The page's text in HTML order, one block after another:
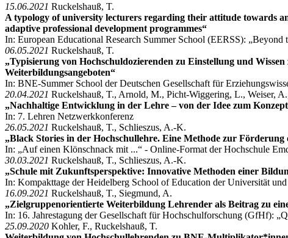
15.06.2021 Ruckelshauß, T.
A typology of university lecturers regarding their attitude towards
adaptive professional development programmes“
In: European Educational Research Summer School (EERSS):
06.05.2021 Ruckelshauß, T.
„Typisierung von Hochschuldozierenden zu Einstellung und
Weiterbildungsangeboten“
In: BNE-Summer School der Deutschen Gesellschaft für
20.04.2021 Ruckelshauß, T., Arnold, M., Picht-Wiggering, L., Weiser,
„Nachhaltige Entwicklung in der Lehre – von der Idee zum
In: 7. Lehren Netzwerkkonferenz
26.05.2021 Ruckelshauß, T., Schlieszus, A.-K.
„Black Stories in der Hochschullehre. Eine Methode zur Förderung
In: „Auf einen Klönschnack mit ...“ - Online-Format der Hochschule
30.03.2021 Ruckelshauß, T., Schlieszus, A.-K.
„Schule mit Zukunftsperspektive: Innovative Methoden einer
In: Kompakttage der Heidelberg School of Education der Universität
16.09.2021 Ruckelshauß, T., Siegmund, A.
„Zielgruppenorientierte Weiterbildung Lehrender als Beitrag zu
In: 16. Jahrestagung der Gesellschaft für Hochschulforschung (GfHf):
25.09.2020 Kohler, F., Ruckelshauß, T.